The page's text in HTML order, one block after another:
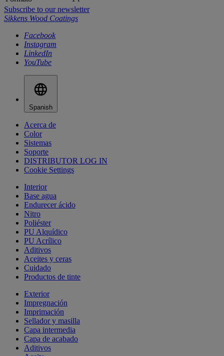
Subscribe to our newsletter
Sikkens Wood Coatings
Facebook
Instagram
LinkedIn
YouTube
Spanish
Acerca de
Color
Sistemas
Soporte
DISTRIBUTOR LOG IN
Cookie Settings
Interior
Base agua
Endurecer ácido
Nitro
Poliéster
PU Alquídico
PU Acrílico
Aditivos
Aceites y ceras
Cuidado
Productos de tinte
Exterior
Impregnación
Imprimación
Sellador y masilla
Capa intermedia
Capa de acabado
Aditivos